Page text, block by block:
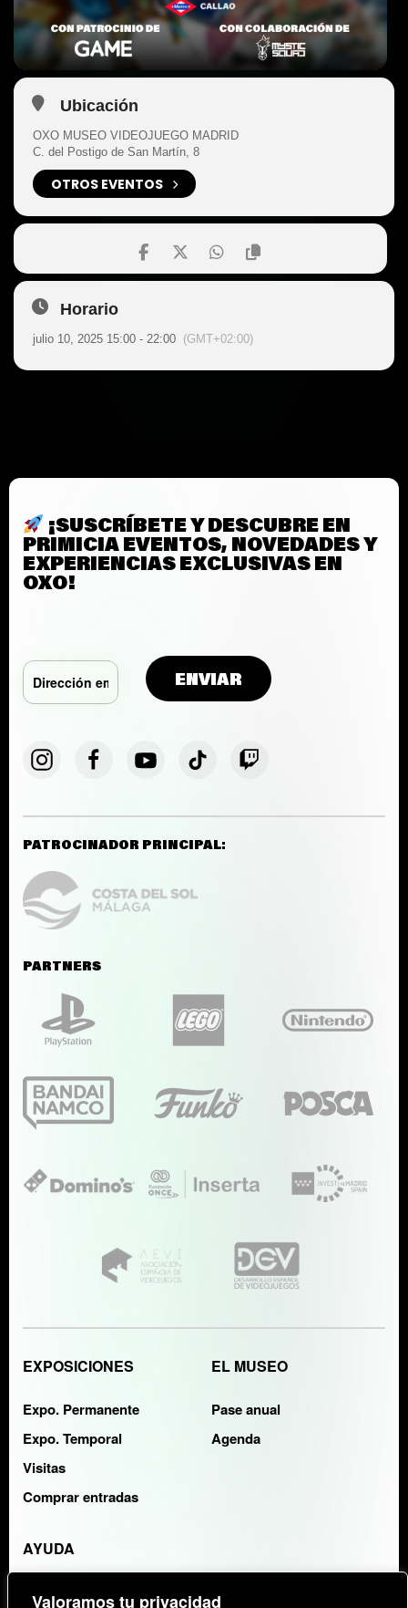
Valoramos tu privacidad
Ubicación
OXO MUSEO VIDEOJUEGO MADRID
C. del Postigo de San Martín, 8
OTROS EVENTOS
Horario
julio 10, 2025 15:00 - 22:00 (GMT+02:00)
¡SUSCRÍBETE Y DESCUBRE EN
PRIMICIA EVENTOS, NOVEDADES Y
EXPERIENCIAS EXCLUSIVAS EN
OXO!
PATROCINADOR PRINCIPAL:
PARTNERS
EXPOSICIONES
Expo. Permanente
Expo. Temporal
Visitas
Comprar entradas
EL MUSEO
Pase anual
Agenda
AYUDA
Contacto